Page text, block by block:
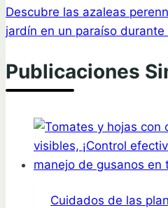
Descubre las azaleas
jardín en un paraíso
Publicaciones
Cuidados de las